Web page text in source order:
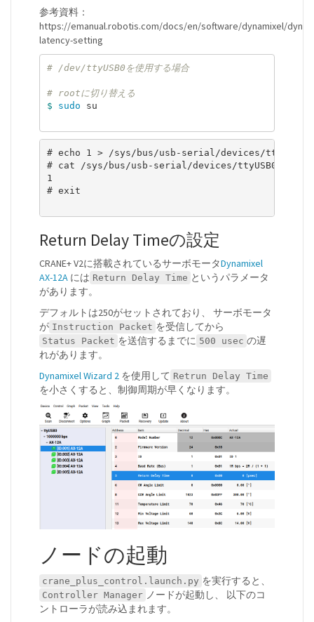
参考資料：
https://emanual.robotis.com/docs/en/software/dynamixel/
latency-setting
# /dev/ttyUSB0を使用する場合
# rootに切り替える
$ sudo su
# echo 1 > /sys/bus/usb-serial/devices/ttyUSB0/
# cat /sys/bus/usb-serial/devices/ttyUSB0/
1
# exit
Return Delay Timeの設定
CRANE+ V2に搭載されているサーボモータDynamixel
AX-12A には Return Delay Time というパラメータ
があります。
デフォルトは250がセットされており、 サーボモータ
が Instruction Packet を受信してから
Status Packet を送信するまでに 500 usec の遅
れがあります。
Dynamixel Wizard 2 を使用して Retrun Delay Time
を小さくすると、制御周期が早くなります。
ノードの起動
crane_plus_control.launch.py を実行すると、
Controller Manager ノードが起動し、 以下のコ
ントローラが読み込まれます。